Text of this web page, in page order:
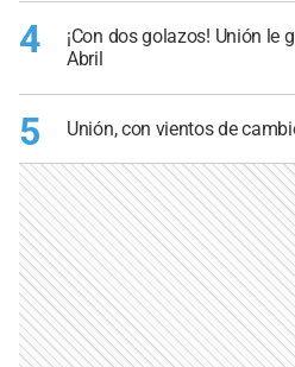
4
¡Con dos golazos! Unión le
Abril
5 Unión, con vientos de